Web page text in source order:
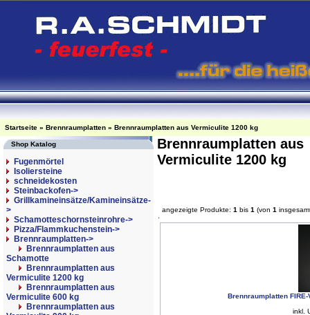
Startseite » Brennraumplatten » Brennraumplatten aus Vermiculite 1200 kg
Shop Katalog
Fugenmörtel
Isoliersteine
schneidekosten
Steinbackofen->
Grillkamineinsätze/Kamineinsätze-
>
Schamotteschornsteinrohre->
Pizza/Flammkuchenstein->
Brennraumplatten->
Brennraumplatten aus
Schamotte
Brennraumplatten aus
Vermiculite 1200 kg
Brennraumplatten aus
Vermiculite 600 kg
Brennraumplatten aus
Brennraumplatten aus
Vermiculite 1200 kg
angezeigte Produkte: 1 bis 1 (von 1
Brennraumplatten
inkl.